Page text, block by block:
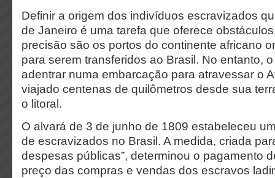
Definir a origem dos indivíduos escravizados
de Janeiro é uma tarefa que oferece
precisão são os portos do continente africano
para serem transferidos ao Brasil. No entanto,
adentrar numa embarcação para atravessar o
viajado centenas de quilômetros desde sua
o litoral.
O alvará de 3 de junho de 1809 estabeleceu
de escravizados no Brasil. A medida, criada
despesas públicas”, determinou o pagamento
preço das compras e vendas dos escravos